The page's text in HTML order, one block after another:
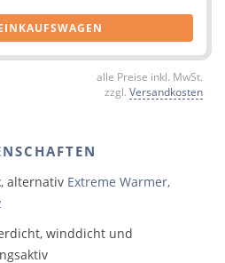
alle Preise inkl. MwSt.
zzgl. Versandkosten
, alternativ Extreme Warmer,
winddicht und